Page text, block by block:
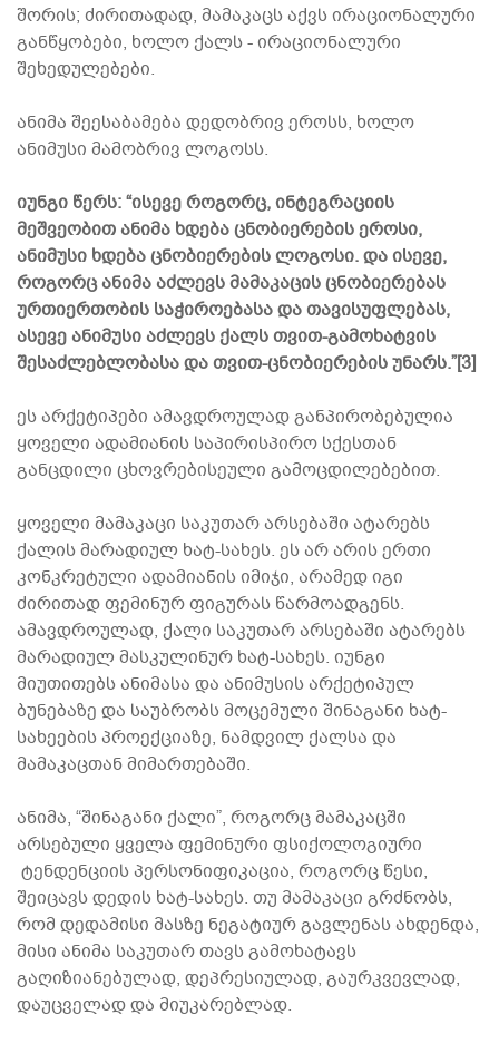
შორის; ძირითადად, მამაკაცს აქვს ირაციონალური
განწყობები, ხოლო ქალს - ირაციონალური
შეხედულებები.
ანიმა შეესაბამება დედობრივ ეროსს, ხოლო
ანიმუსი მამობრივ ლოგოსს.
იუნგი წერს: “ისევე როგორც, ინტეგრაციის
მეშვეობით ანიმა ხდება ცნობიერების ეროსი,
ანიმუსი ხდება ცნობიერების ლოგოსი. და ისევე,
როგორც ანიმა აძლევს მამაკაცის ცნობიერებას
ურთიერთობის საჭიროებასა და თავისუფლებას,
ასევე ანიმუსი აძლევს ქალს თვით-გამოხატვის
შესაძლებლობასა და თვით-ცნობიერების უნარს.”[3]
ეს არქეტიპები ამავდროულად განპირობებულია
ყოველი ადამიანის საპირისპირო სქესთან
განცდილი ცხოვრებისეული გამოცდილებებით.
ყოველი მამაკაცი საკუთარ არსებაში ატარებს
ქალის მარადიულ ხატ-სახეს. ეს არ არის ერთი
კონკრეტული ადამიანის იმიჯი, არამედ იგი
ძირითად ფემინურ ფიგურას წარმოადგენს.
ამავდროულად, ქალი საკუთარ არსებაში ატარებს
მარადიულ მასკულინურ ხატ-სახეს. იუნგი
მიუთითებს ანიმასა და ანიმუსის არქეტიპულ
ბუნებაზე და საუბრობს მოცემული შინაგანი ხატ-
სახეების პროექციაზე, ნამდვილ ქალსა და
მამაკაცთან მიმართებაში.
ანიმა, “შინაგანი ქალი”, როგორც მამაკაცში
არსებული ყველა ფემინური ფსიქოლოგიური
ტენდენციის პერსონიფიკაცია, როგორც წესი,
შეიცავს დედის ხატ-სახეს. თუ მამაკაცი გრძნობს,
რომ დედამისი მასზე ნეგატიურ გავლენას ახდენდა,
მისი ანიმა საკუთარ თავს გამოხატავს
გაღიზიანებულად, დეპრესიულად, გაურკვევლად,
დაუცველად და მიუკარებლად.